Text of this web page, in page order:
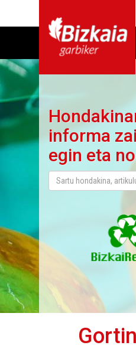
informa
egin eta